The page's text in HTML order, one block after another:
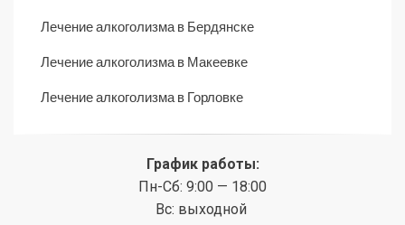
Лечение алкоголизма в Бердянске
Лечение алкоголизма в Макеевке
Лечение алкоголизма в Горловке
График работы:
Пн-Сб: 9:00 — 18:00
Вс: выходной